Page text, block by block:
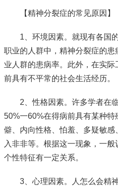
【精神分裂症的常见原因】
1、环境因素。就现有各国
职业的人群中，精神分裂症的
业人群的患病率。此外，在实
前具有不平常的社会生活经历。
2、性格因素。许多学者在
50%一60%在得病前具有某种
僻、内向性格、怕羞、多疑敏
入非非等。根据这一现象，一
个性特征有一定关系。
3、心理因素。人怎么会精